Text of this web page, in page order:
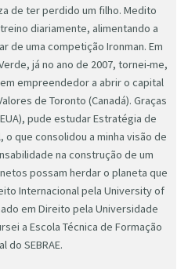
de ter perdido um filho. Medito
diariamente, alimentando a
de uma competição Ironman. Em
já no ano de 2007, tornei-me,
empreendedor a abrir o capital
de Toronto (Canadá). Graças
pude estudar Estratégia de
que consolidou a minha visão de
na construção de um
possam herdar o planeta que
Internacional pela University of
em Direito pela Universidade
a Escola Técnica de Formação
do SEBRAE.